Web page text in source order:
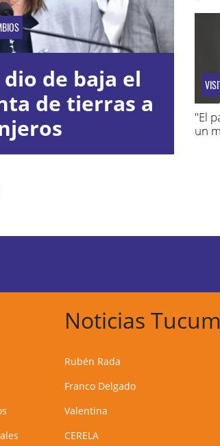
de baja el
de tierras a
"El
un
Noticias
Rubén Rada
Franco Delgado
Valentina
CERELA